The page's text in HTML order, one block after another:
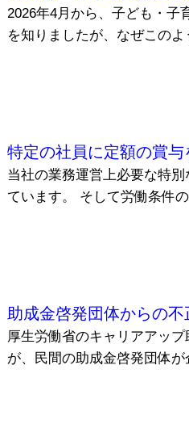
2026年4月から、子ども・子
を知りましたが、なぜこの
特定の社員に定額の賞与
当社の業務運営上必要な特
ています。 そして労働条件
助成金啓発団体からの不
厚生労働省のキャリアアッ
が、民間の助成金啓発団体